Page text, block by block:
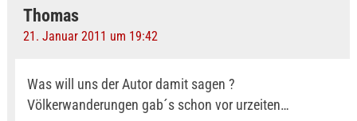
Thomas
21. Januar 2011 um 19:42
Was will uns der Autor damit sagen ?
Völkerwanderungen gab´s schon vor urzeiten…